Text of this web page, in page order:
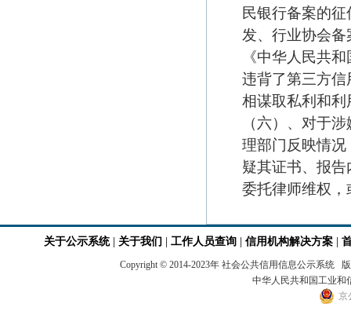
民银行备案的
发、行业协会
《中华人民共
违背了第三方信
相谋取私利和
（六）、对于
理部门反映情
疑其证书、报
委托律师维权
关于公示系统| 关于我们 工作人员查询 信用机构解决方案
Copyright © 2014-2023年 社会公共信用信息公示系
中华人民共和国工业和
京